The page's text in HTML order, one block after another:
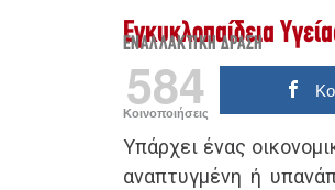
Εγκυκλοπαίδεια
ΕΝΑΛΛΑΚΤΙΚΉ ΔΡΆΣΗ
584
Κοινοποιήσεις
Υπάρχει ένας
αναπτυγμένη ή